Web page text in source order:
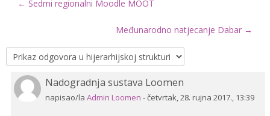
Hrvatski ‎(hr)‎
e-
kolegije
← Sedmi regionalni Moodle MOOT
Međunarodno natjecanje Dabar →
Nadogradnja sustava Loomen
napisao/la Admin Loomen -četvrtak, 28. rujna 2017., 13:39
Broj
odgovora: